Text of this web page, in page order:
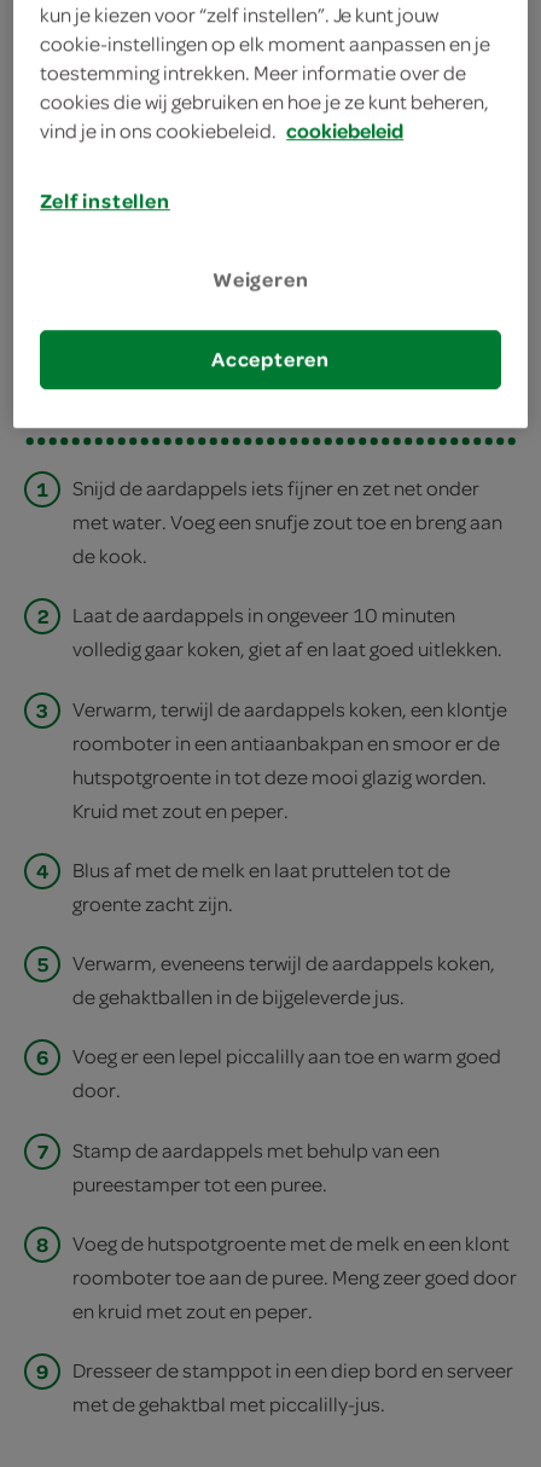
400 gram voorgekookte kruimige
aardappels
kies je winkel
deel op facebook
print recept
1
Snijd de aardappels iets fijner en zet net onder
met water. Voeg een snufje zout toe en breng aan
de kook.
2
Laat de aardappels in ongeveer 10 minuten
volledig gaar koken, giet af en laat goed uitlekken.
3
Verwarm, terwijl de aardappels koken, een klontje
roomboter in een antiaanbakpan en smoor er de
hutspotgroente in tot deze mooi glazig worden.
Kruid met zout en peper.
4
Blus af met de melk en laat pruttelen tot de
groente zacht zijn.
5
Verwarm, eveneens terwijl de aardappels koken,
de gehaktballen in de bijgeleverde jus.
6
Voeg er een lepel piccalilly aan toe en warm goed
door.
7
Stamp de aardappels met behulp van een
pureestamper tot een puree.
8
Voeg de hutspotgroente met de melk en een klont
roomboter toe aan de puree. Meng zeer goed door
en kruid met zout en peper.
9
Dresseer de stamppot in een diep bord en serveer
met de gehaktbal met piccalilly-jus.
kun je kiezen voor “zelf instellen”. Je kunt jouw
cookie-instellingen op elk moment aanpassen en je
toestemming intrekken. Meer informatie over de
cookies die wij gebruiken en hoe je ze kunt beheren,
vind je in ons cookiebeleid. cookiebeleid
Zelf instellen
Weigeren
Accepteren